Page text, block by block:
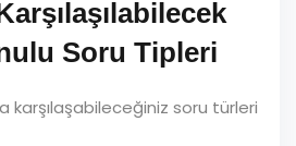
Soru Tipleri
karşılaşabileceğiniz soru türleri